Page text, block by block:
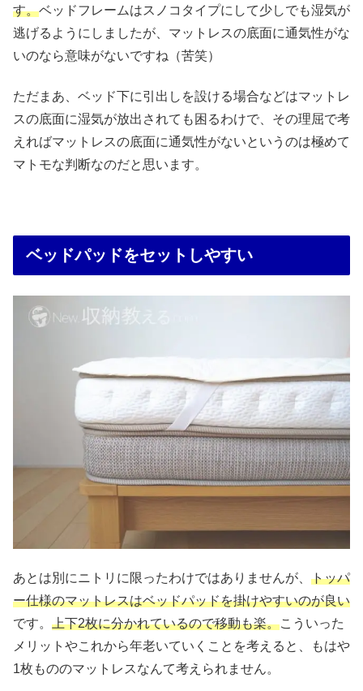
す。ベッドフレームはスノコタイプにして少しでも湿気が
逃げるようにしましたが、マットレスの底面に通気性がな
いのなら意味がないですね（苦笑）
ただまあ、ベッド下に引出しを設ける場合などはマットレ
スの底面に湿気が放出されても困るわけで、その理屈で考
えればマットレスの底面に通気性がないというのは極めて
マトモな判断なのだと思います。
ベッドパッドをセットしやすい
あとは別にニトリに限ったわけではありませんが、 トッパ
ー仕様のマットレスはベッドパッドを掛けやすいのが良い
です。 上下2枚に分かれているので移動も楽。こういった
メリットやこれから年老いていくことを考えると、もはや
1枚もののマットレスなんて考えられません。